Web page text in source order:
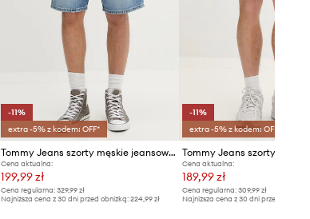
-11%
extra -5% z kodem: OFF*
Tommy Jeans szorty męskie jeansowe
Cena aktualna:
199,99 zł
Cena regularna:329,99 zł
Najniższa cena z 30 dni przed obniżką:224,99 zł
-11%
extra -5% z kodem: OFF*
Cena aktualna:
189,99 zł
Cena regularna: 309,99 zł
Najniższa cena z 30 dni przed obniżką: